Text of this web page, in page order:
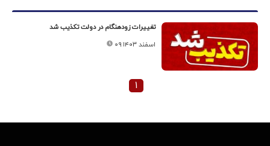
تغییرات زود‌هنگام در دولت تکذیب شد
۰۹ اسفند ۱۴۰۳
۱